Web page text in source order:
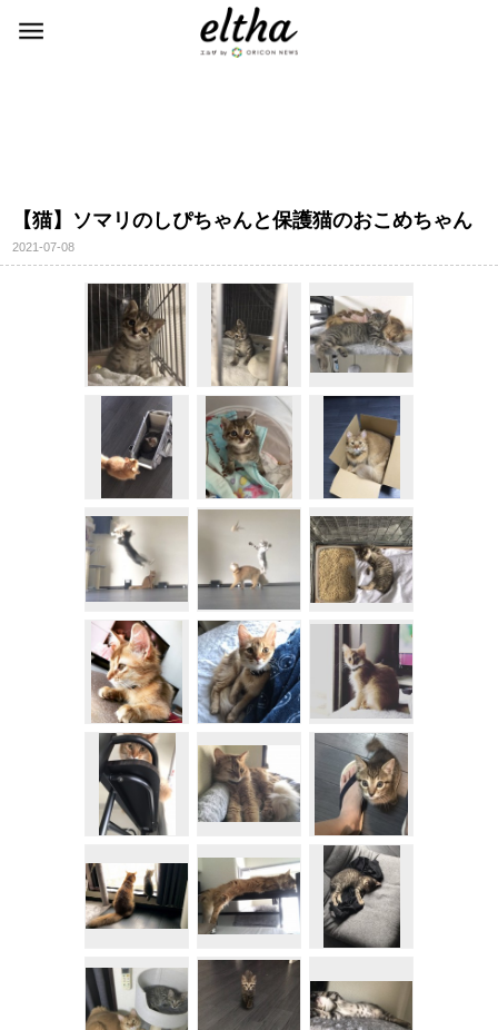
【猫】ソマリのしぴちゃんと保護猫のおこめちゃん
2021-07-08